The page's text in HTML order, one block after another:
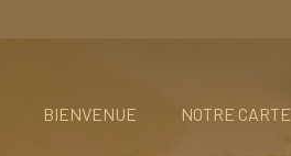
BIENVENUE NOTRE CARTE